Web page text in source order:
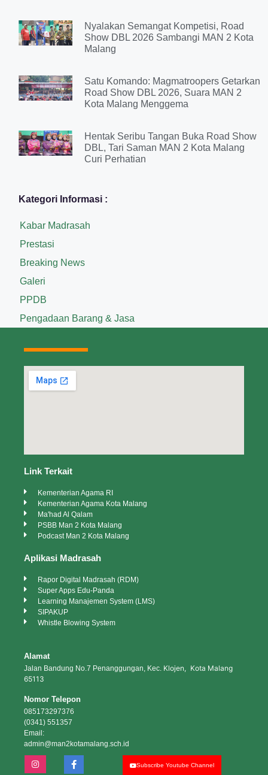
Nyalakan Semangat Kompetisi, Road
Show DBL 2026 Sambangi MAN 2 Kota
Malang
Satu Komando: Magmatroopers Getarkan
Road Show DBL 2026, Suara MAN 2
Kota Malang Menggema
Hentak Seribu Tangan Buka Road Show
DBL, Tari Saman MAN 2 Kota Malang
Curi Perhatian
Kategori Informasi :
Kabar Madrasah
Prestasi
Breaking News
Galeri
PPDB
Pengadaan Barang & Jasa
Link Terkait
Kementerian Agama RI
Kementerian Agama Kota Malang
Ma'had Al Qalam
PSBB Man 2 Kota Malang
Podcast Man 2 Kota Malang
Aplikasi Madrasah
Rapor Digital Madrasah (RDM)
Super Apps Edu-Panda
Learning Manajemen System (LMS)
SIPAKUP
Whistle Blowing System
Alamat
Jalan Bandung No.7 Penanggungan, Kec. Klojen, Kota Malang
65113
Nomor Telepon
085173297376
(0341) 551357
Email:
admin@man2kotamalang.sch.id
Subscribe Youtube Channel